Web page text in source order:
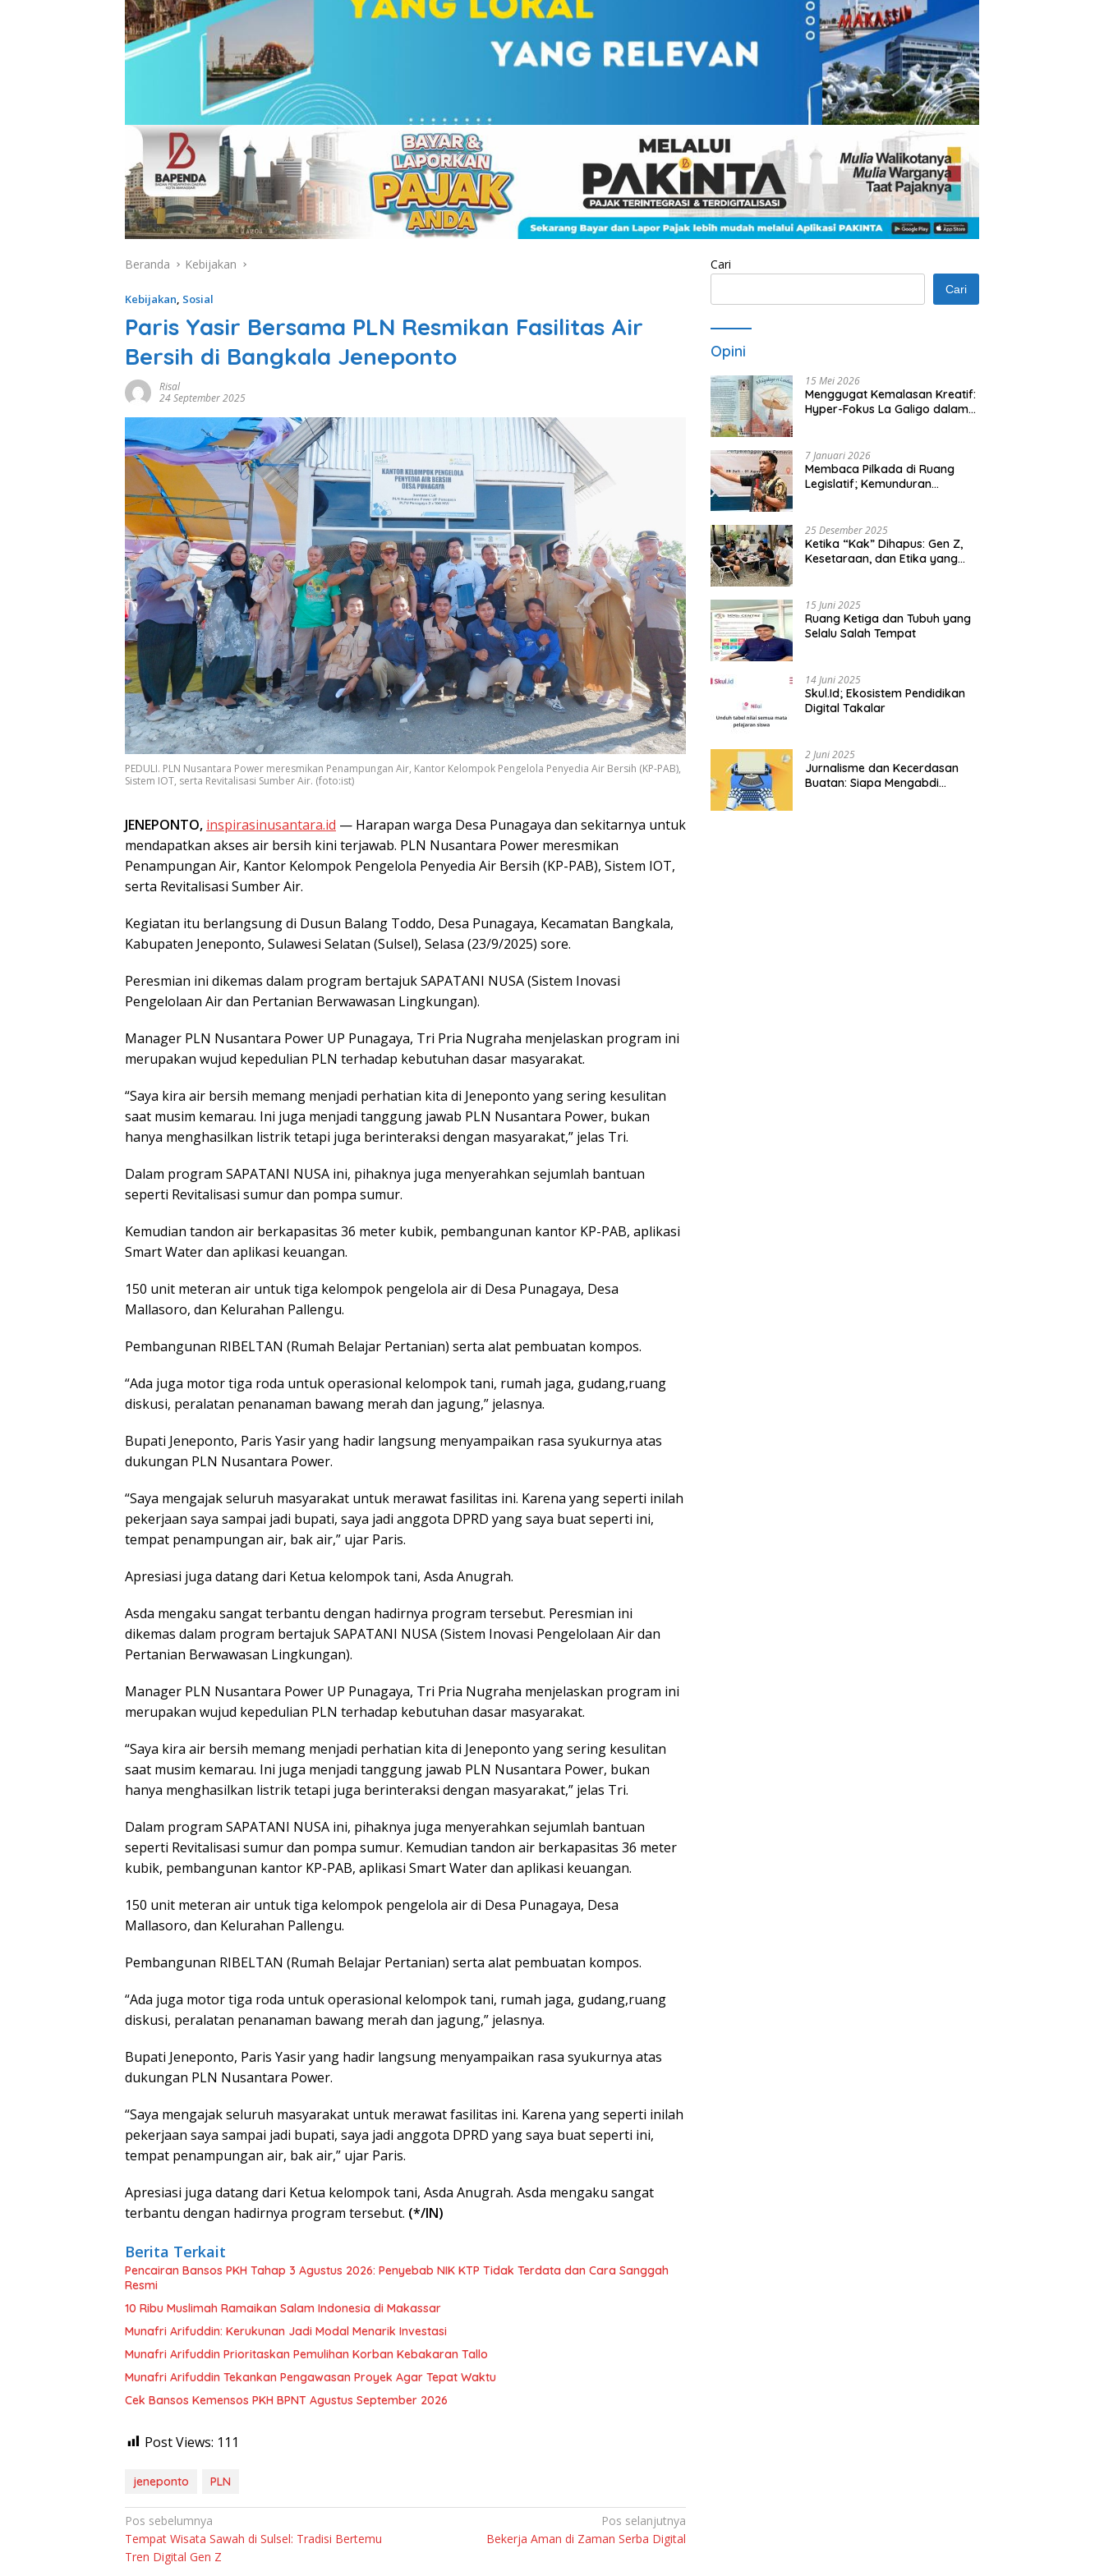
Beranda Kebijakan
Kebijakan, Sosial
Paris Yasir Bersama PLN Resmikan Fasilitas Air
Bersih di Bangkala Jeneponto
Risal
24 September 2025
PEDULI. PLN Nusantara Power meresmikan Penampungan Air, Kantor Kelompok Pengelola Penyedia Air Bersih (KP-PAB),
Sistem IOT, serta Revitalisasi Sumber Air. (foto:ist)
JENEPONTO, inspirasinusantara.id — Harapan warga Desa Punagaya dan sekitarnya untuk
mendapatkan akses air bersih kini terjawab. PLN Nusantara Power meresmikan
Penampungan Air, Kantor Kelompok Pengelola Penyedia Air Bersih (KP-PAB), Sistem IOT,
serta Revitalisasi Sumber Air.
Kegiatan itu berlangsung di Dusun Balang Toddo, Desa Punagaya, Kecamatan Bangkala,
Kabupaten Jeneponto, Sulawesi Selatan (Sulsel), Selasa (23/9/2025) sore.
Peresmian ini dikemas dalam program bertajuk SAPATANI NUSA (Sistem Inovasi
Pengelolaan Air dan Pertanian Berwawasan Lingkungan).
Manager PLN Nusantara Power UP Punagaya, Tri Pria Nugraha menjelaskan program ini
merupakan wujud kepedulian PLN terhadap kebutuhan dasar masyarakat.
“Saya kira air bersih memang menjadi perhatian kita di Jeneponto yang sering kesulitan
saat musim kemarau. Ini juga menjadi tanggung jawab PLN Nusantara Power, bukan
hanya menghasilkan listrik tetapi juga berinteraksi dengan masyarakat,” jelas Tri.
Dalam program SAPATANI NUSA ini, pihaknya juga menyerahkan sejumlah bantuan
seperti Revitalisasi sumur dan pompa sumur.
Kemudian tandon air berkapasitas 36 meter kubik, pembangunan kantor KP-PAB, aplikasi
Smart Water dan aplikasi keuangan.
150 unit meteran air untuk tiga kelompok pengelola air di Desa Punagaya, Desa
Mallasoro, dan Kelurahan Pallengu.
Pembangunan RIBELTAN (Rumah Belajar Pertanian) serta alat pembuatan kompos.
“Ada juga motor tiga roda untuk operasional kelompok tani, rumah jaga, gudang,ruang
diskusi, peralatan penanaman bawang merah dan jagung,” jelasnya.
Bupati Jeneponto, Paris Yasir yang hadir langsung menyampaikan rasa syukurnya atas
dukungan PLN Nusantara Power.
“Saya mengajak seluruh masyarakat untuk merawat fasilitas ini. Karena yang seperti inilah
pekerjaan saya sampai jadi bupati, saya jadi anggota DPRD yang saya buat seperti ini,
tempat penampungan air, bak air,” ujar Paris.
Apresiasi juga datang dari Ketua kelompok tani, Asda Anugrah.
Asda mengaku sangat terbantu dengan hadirnya program tersebut. Peresmian ini
dikemas dalam program bertajuk SAPATANI NUSA (Sistem Inovasi Pengelolaan Air dan
Pertanian Berwawasan Lingkungan).
Manager PLN Nusantara Power UP Punagaya, Tri Pria Nugraha menjelaskan program ini
merupakan wujud kepedulian PLN terhadap kebutuhan dasar masyarakat.
“Saya kira air bersih memang menjadi perhatian kita di Jeneponto yang sering kesulitan
saat musim kemarau. Ini juga menjadi tanggung jawab PLN Nusantara Power, bukan
hanya menghasilkan listrik tetapi juga berinteraksi dengan masyarakat,” jelas Tri.
Dalam program SAPATANI NUSA ini, pihaknya juga menyerahkan sejumlah bantuan
seperti Revitalisasi sumur dan pompa sumur. Kemudian tandon air berkapasitas 36 meter
kubik, pembangunan kantor KP-PAB, aplikasi Smart Water dan aplikasi keuangan.
150 unit meteran air untuk tiga kelompok pengelola air di Desa Punagaya, Desa
Mallasoro, dan Kelurahan Pallengu.
Pembangunan RIBELTAN (Rumah Belajar Pertanian) serta alat pembuatan kompos.
“Ada juga motor tiga roda untuk operasional kelompok tani, rumah jaga, gudang,ruang
diskusi, peralatan penanaman bawang merah dan jagung,” jelasnya.
Bupati Jeneponto, Paris Yasir yang hadir langsung menyampaikan rasa syukurnya atas
dukungan PLN Nusantara Power.
“Saya mengajak seluruh masyarakat untuk merawat fasilitas ini. Karena yang seperti inilah
pekerjaan saya sampai jadi bupati, saya jadi anggota DPRD yang saya buat seperti ini,
tempat penampungan air, bak air,” ujar Paris.
Apresiasi juga datang dari Ketua kelompok tani, Asda Anugrah. Asda mengaku sangat
terbantu dengan hadirnya program tersebut. (*/IN)
Berita Terkait
Pencairan Bansos PKH Tahap 3 Agustus 2026: Penyebab NIK KTP Tidak Terdata dan Cara Sanggah
Resmi
10 Ribu Muslimah Ramaikan Salam Indonesia di Makassar
Munafri Arifuddin: Kerukunan Jadi Modal Menarik Investasi
Munafri Arifuddin Prioritaskan Pemulihan Korban Kebakaran Tallo
Munafri Arifuddin Tekankan Pengawasan Proyek Agar Tepat Waktu
Cek Bansos Kemensos PKH BPNT Agustus September 2026
Post Views: 111
jeneponto PLN
Navigasi
pos
Pos sebelumnya
Tempat Wisata Sawah di Sulsel: Tradisi Bertemu
Tren Digital Gen Z
Pos selanjutnya
Bekerja Aman di Zaman Serba Digital
Cari
Cari
Opini
15 Mei 2026
Menggugat Kemalasan Kreatif:
Hyper-Fokus La Galigo dalam
7 Januari 2026
Membaca Pilkada di Ruang
Legislatif; Kemunduran
25 Desember 2025
Ketika “Kak” Dihapus: Gen Z,
Kesetaraan, dan Etika yang
15 Juni 2025
Ruang Ketiga dan Tubuh yang
Selalu Salah Tempat
14 Juni 2025
Skul.Id; Ekosistem Pendidikan
Digital Takalar
2 Juni 2025
Jurnalisme dan Kecerdasan
Buatan: Siapa Mengabdi